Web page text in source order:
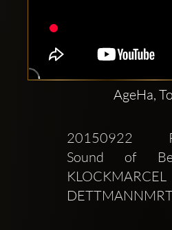
AgeHa,
20150922
Sound of
KLOCKMARCEL